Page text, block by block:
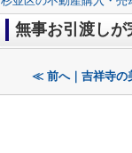
無事お引渡しが
≪ 前へ｜吉祥寺の